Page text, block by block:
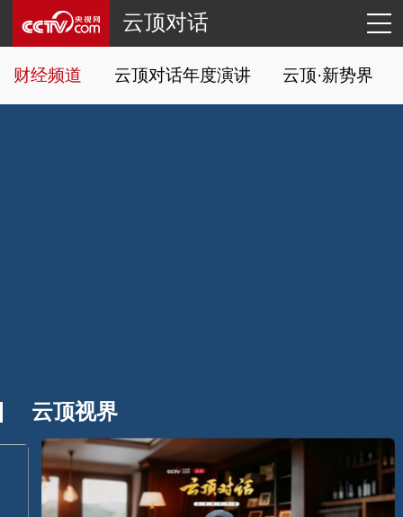
云顶对话
财经频道 云顶对话年度演讲 云顶·新势界
云顶视界